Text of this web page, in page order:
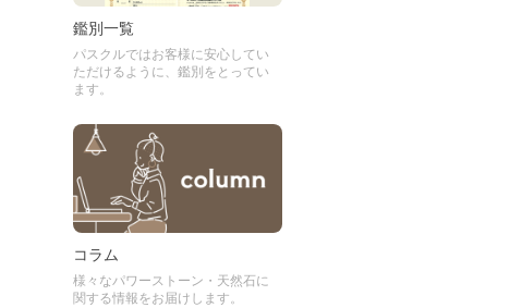
鑑別一覧
パスクルではお客様に安心してい
ただけるように、鑑別をとってい
ます。
コラム
様々なパワーストーン・天然石に
関する情報をお届けします。